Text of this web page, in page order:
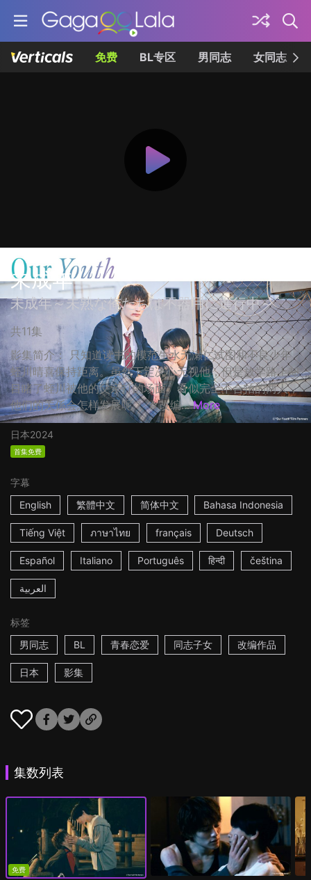
免费 BL专区 男同志 女同志
未成年
未成年～未熟な俺たちは不器用に進行中～
共11集
影集简介： 只知道读书的模范生水无瀬仁试图和不良少年
蛭川晴喜保持距离。虽然下定决心无视他，但是放学路上却
目睹了蛭川被他的父亲打的场面。看似完全不合拍的两人，
他们的关係会怎样发展呢？ ☆改编... More
日本2024
首集免费
字幕
English
繁體中文 简体中文 Bahasa Indonesia
Tiếng Việt ภาษาไทย français Deutsch
Español Italiano Português हिन्दी čeština
العربية
标签
男同志
BL 青春恋爱 同志子女 改编作品
日本 影集
集数列表
免费